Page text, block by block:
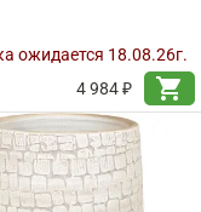
ожидается 18.08.26г.
4 984 ₽
shopping_cart